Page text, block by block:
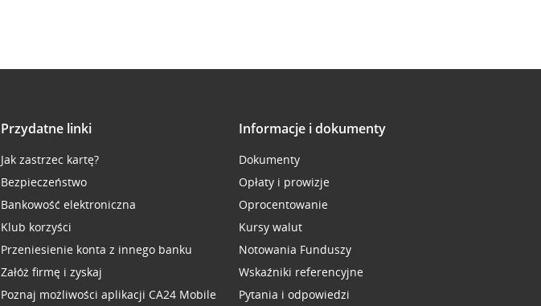
Przydatne linki
Jak zastrzec kartę?
Bezpieczeństwo
Bankowość elektroniczna
Klub korzyści
Przeniesienie konta z innego banku
Załóż firmę i zyskaj
Poznaj możliwości aplikacji CA24 Mobile
Informacje i dokumenty
Dokumenty
Opłaty i prowizje
Oprocentowanie
Kursy walut
Notowania Funduszy
Wskaźniki referencyjne
Pytania i odpowiedzi